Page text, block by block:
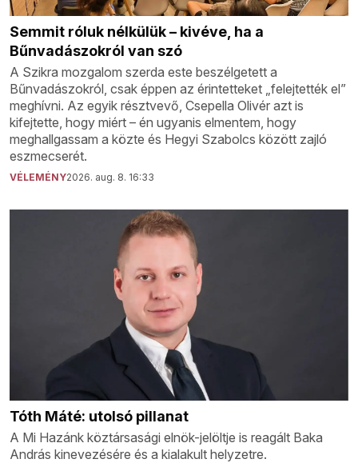
Semmit róluk nélkülük – kivéve, ha a
Bűnvadászokról van szó
A Szikra mozgalom szerda este beszélgetett a
Bűnvadászokról, csak éppen az érintetteket „felejtették el”
meghívni. Az egyik résztvevő, Csepella Olivér azt is
kifejtette, hogy miért – én ugyanis elmentem, hogy
meghallgassam a közte és Hegyi Szabolcs között zajló
eszmecserét.
VÉLEMÉNY2026. aug. 8. 16:33
Tóth Máté: utolsó pillanat
A Mi Hazánk köztársasági elnök-jelöltje is reagált Baka
András kinevezésére és a kialakult helyzetre.